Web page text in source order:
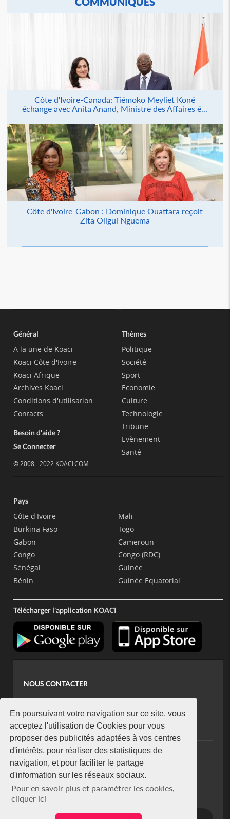
En poursuivant votre navigation sur ce site, vous
acceptez l'utilisation de Cookies pour vous
proposer des publicités adaptées à vos centres
d'intérêts, pour réaliser des statistiques de
navigation, et pour faciliter le partage
d'information sur les réseaux sociaux.
Pour en savoir plus et paramétrer les cookies,
cliquer ici
Côte d'Ivoire-Canada: Tiémoko Meyliet Koné
échange avec Anita Anand, Ministre des Affaires é...
Côte d'Ivoire-Gabon : Dominique Ouattara reçoit
Zita Oligui Nguema
Général
A la une de Koaci
Koaci Côte d'Ivoire
Koaci Afrique
Archives Koaci
Conditions d'utilisation
Contacts
Besoin d'aide ?
Se Connecter
© 2008 - 2022 KOACI.COM
Thèmes
Politique
Société
Sport
Economie
Culture
Technologie
Tribune
Evènement
Santé
Pays
Côte d'Ivoire
Burkina Faso
Gabon
Congo
Sénégal
Bénin
Mali
Togo
Cameroun
Congo (RDC)
Guinée
Guinée Equatorial
Télécharger l'application KOACI
NOUS CONTACTER
koaci@yahoo.fr
+225 07 08 85 52 93
NEWSLETTER
Restez connecté via notre newsletter
S'abonner
Se désabonner